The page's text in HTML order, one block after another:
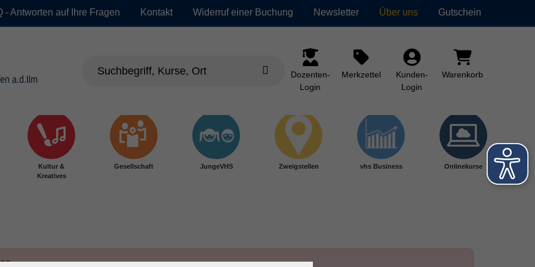
- Antworten auf Ihre Fragen Kontakt Widerruf einer Buchung Newsletter Über uns Gutschein
Dozenten-
Login
Merkzettel
Kunden-
Login
Warenkorb
Kultur &
Kreatives
Gesellschaft JungeVHS Zweigstellen vhs Business Onlinekurse